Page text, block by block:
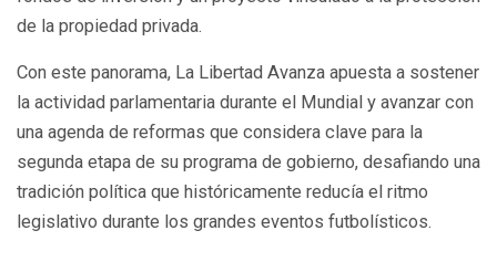
de la propiedad privada.
Con este panorama, La Libertad Avanza apuesta a sostener
la actividad parlamentaria durante el Mundial y avanzar con
una agenda de reformas que considera clave para la
segunda etapa de su programa de gobierno, desafiando una
tradición política que históricamente reducía el ritmo
legislativo durante los grandes eventos futbolísticos.